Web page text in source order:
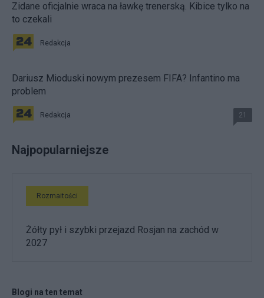
Zidane oficjalnie wraca na ławkę trenerską. Kibice tylko na
to czekali
Redakcja
Dariusz Mioduski nowym prezesem FIFA? Infantino ma
problem
Redakcja 21
Najpopularniejsze
Rozmaitości
Żółty pył i szybki przejazd Rosjan na zachód w
2027
Blogi na ten temat